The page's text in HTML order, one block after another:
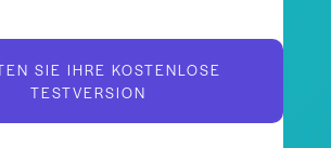
SIE IHRE KOSTENLOSE
TESTVERSION